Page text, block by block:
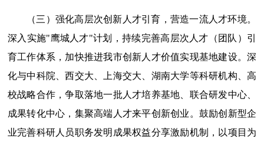
（三）强化高层次创新人才引育，营造一流人才环境。
深入实施"鹰城人才"计划，持续完善高层次人才（团队）引
育工作体系，加快推进我市创新人才价值实现基地建设。深
化与中科院、西交大、上海交大、湖南大学等科研机构、高
校战略合作，争取落地一批人才培养基地、联合研发中心、
成果转化中心，集聚高端人才来平创新创业。鼓励创新型企
业完善科研人员职务发明成果权益分享激励机制，以项目为